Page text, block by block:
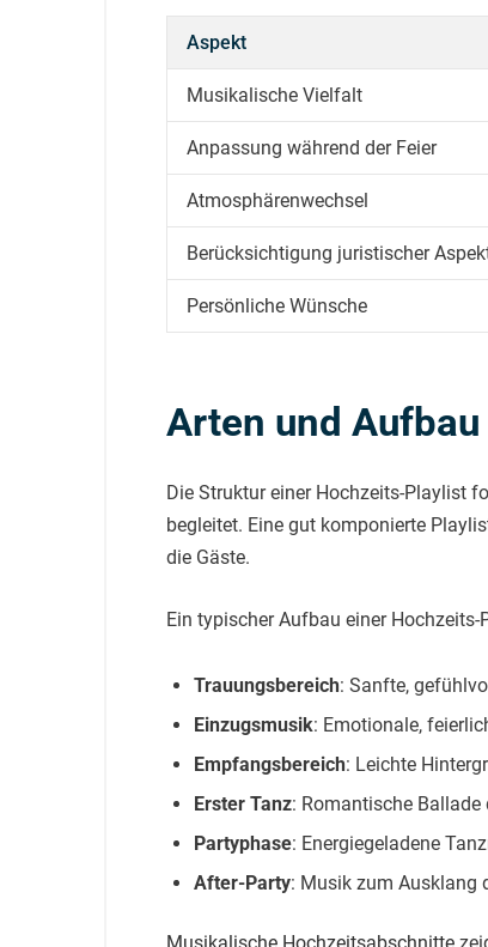
Aspekt
Musikalische Vielfalt
Anpassung während der Feier
Atmosphärenwechsel
Berücksichtigung juristischer
Persönliche Wünsche
Arten und
Die Struktur einer Hochzeits-Playlist
begleitet. Eine gut komponierte
die Gäste.
Ein typischer Aufbau einer
Trauungsbereich: Sanfte,
Einzugsmusik: Emotionale,
Empfangsbereich: Leichte
Erster Tanz: Romantische Ballade
Partyphase: Energiegeladene
After-Party: Musik zum Ausklang